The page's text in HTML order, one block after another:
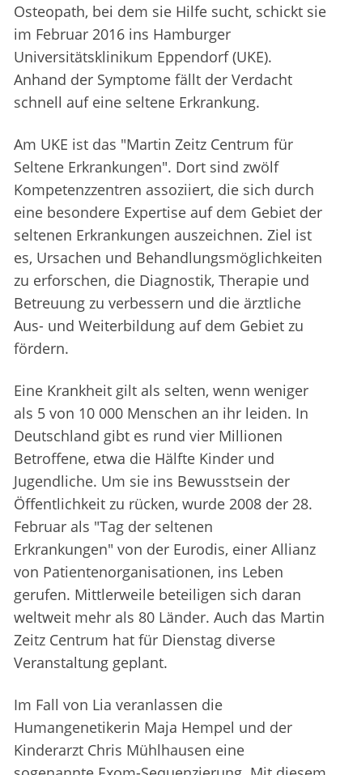
Osteopath, bei dem sie Hilfe sucht, schickt sie
im Februar 2016 ins Hamburger
Universitätsklinikum Eppendorf (UKE).
Anhand der Symptome fällt der Verdacht
schnell auf eine seltene Erkrankung.
Am UKE ist das "Martin Zeitz Centrum für
Seltene Erkrankungen". Dort sind zwölf
Kompetenzzentren assoziiert, die sich durch
eine besondere Expertise auf dem Gebiet der
seltenen Erkrankungen auszeichnen. Ziel ist
es, Ursachen und Behandlungsmöglichkeiten
zu erforschen, die Diagnostik, Therapie und
Betreuung zu verbessern und die ärztliche
Aus- und Weiterbildung auf dem Gebiet zu
fördern.
Eine Krankheit gilt als selten, wenn weniger
als 5 von 10 000 Menschen an ihr leiden. In
Deutschland gibt es rund vier Millionen
Betroffene, etwa die Hälfte Kinder und
Jugendliche. Um sie ins Bewusstsein der
Öffentlichkeit zu rücken, wurde 2008 der 28.
Februar als "Tag der seltenen
Erkrankungen" von der Eurodis, einer Allianz
von Patientenorganisationen, ins Leben
gerufen. Mittlerweile beteiligen sich daran
weltweit mehr als 80 Länder. Auch das Martin
Zeitz Centrum hat für Dienstag diverse
Veranstaltung geplant.
Im Fall von Lia veranlassen die
Humangenetikerin Maja Hempel und der
Kinderarzt Chris Mühlhausen eine